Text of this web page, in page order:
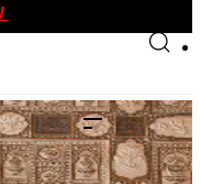
content